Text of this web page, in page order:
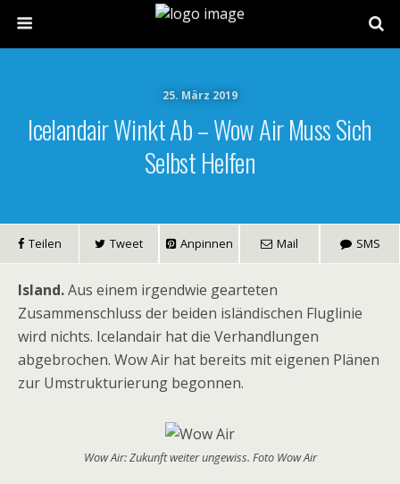
25. März 2019
Icelandair Winkt Ab – Wow Air Muss Sich
Selbst Helfen
Teilen Tweet Anpinnen Mail SMS
Island.Aus einem irgendwie gearteten
Zusammenschluss der beiden isländischen Fluglinie
wird nichts. Icelandair hat die Verhandlungen
abgebrochen. Wow Air hat bereits mit eigenen Plänen
zur Umstrukturierung begonnen.
Wow Air: Zukunft weiter ungewiss. Foto Wow Air